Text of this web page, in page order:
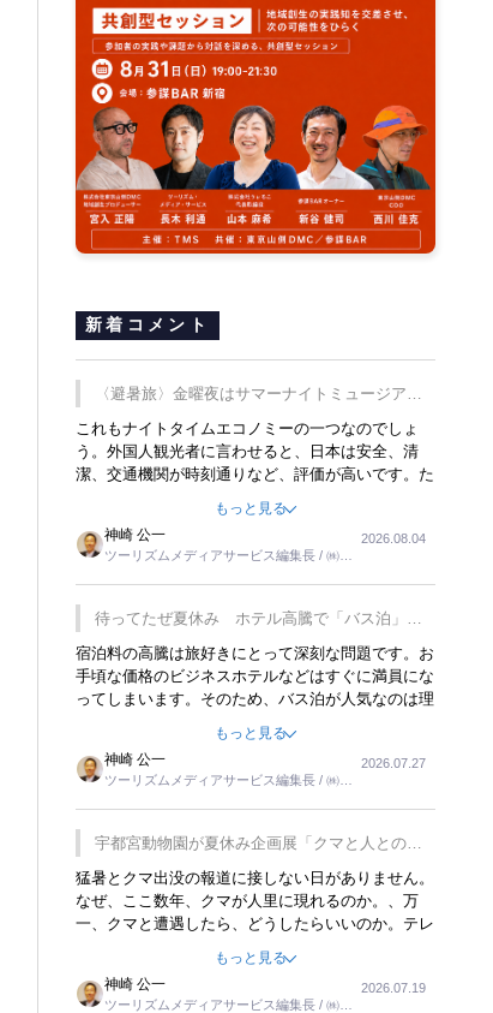
新着コメント
〈避暑旅〉金曜夜はサマーナイトミュージア
ム、都立6施設で
これもナイトタイムエコノミーの一つなのでしょ
う。外国人観光者に言わせると、日本は安全、清
潔、交通機関が時刻通りなど、評価が高いです。た
す。そのような意味で、金曜夜にこのようなイベン
トが行われれば、日本人に限らず外国人にとっても
楽しみが増えるでしょうね。
もっと見る
神崎 公一
ツーリズムメディアサービス編集長 / ㈱ツ
2026.08.04
待ってたぜ夏休み ホテル高騰で「バス泊」人
気
宿泊料の高騰は旅好きにとって深刻な問題です。お
手頃な価格のビジネスホテルなどはすぐに満員にな
ってしまいます。そのため、バス泊が人気なのは理
行をした時は、移動はグレイハウンドバスでした。
夕方から夜の便を利用してホテル代を浮かせていま
した。ただし、若いからできたことです。若い人が
夜行バスで京都に行った、青森に行ったと聞くと、
疲れが残らないのかなと思ってしまいます。
もっと見る
神崎 公一
ツーリズムメディアサービス編集長 / ㈱ツ
2026.07.27
宇都宮動物園が夏休み企画展「クマと人との距
離」を7月20日から開催
猛暑とクマ出没の報道に接しない日がありません。
なぜ、ここ数年、クマが人里に現れるのか。、万
一、クマと遭遇したら、どうしたらいいのか。テレ
るなんてことは、冗談でもいえません。そんな中
で、この企画展はタイムリーですね。
もっと見る
神崎 公一
ツーリズムメディアサービス編集長 / ㈱ツ
2026.07.19